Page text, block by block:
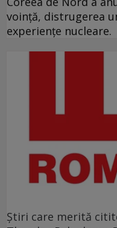
voinţă, distrugerea
experienţe nucleare.
Ştiri care merită